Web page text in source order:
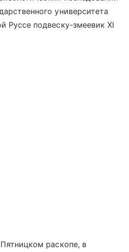
университета
Руссе подвеску-змеевик XI
раскопе, в